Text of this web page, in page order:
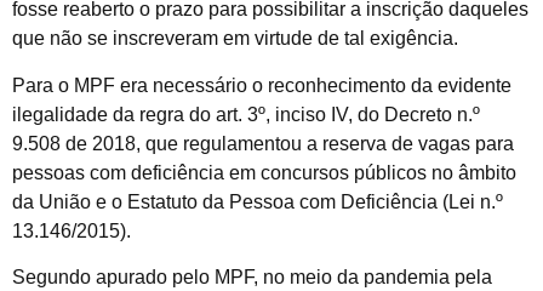
fosse reaberto o prazo para possibilitar a inscrição daqueles
que não se inscreveram em virtude de tal exigência.
Para o MPF era necessário o reconhecimento da evidente
ilegalidade da regra do art. 3º, inciso IV, do Decreto n.º
9.508 de 2018, que regulamentou a reserva de vagas para
pessoas com deficiência em concursos públicos no âmbito
da União e o Estatuto da Pessoa com Deficiência (Lei n.º
13.146/2015).
Segundo apurado pelo MPF, no meio da pandemia pela